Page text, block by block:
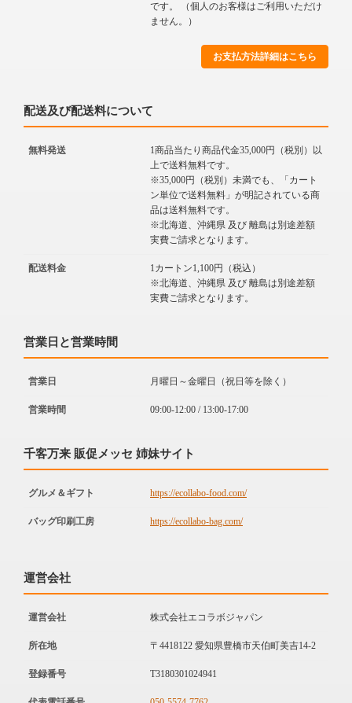
です。 （個人のお客様はご利用いただけ
ません。）
お支払方法詳細はこちら
配送及び配送料について
無料発送
1商品当たり商品代金35,000円（税別）以
上で送料無料です。
※35,000円（税別）未満でも、「カート
ン単位で送料無料」が明記されている商
品は送料無料です。
※北海道、沖縄県 及び 離島は別途差額
実費ご請求となります。
配送料金
1カートン1,100円（税込）
※北海道、沖縄県 及び 離島は別途差額
実費ご請求となります。
営業日と営業時間
営業日 月曜日～金曜日（祝日等を除く）
営業時間 09:00-12:00 / 13:00-17:00
千客万来 販促メッセ 姉妹サイト
グルメ＆ギフト https://ecollabo-food.com/
バッグ印刷工房 https://ecollabo-bag.com/
運営会社
運営会社 株式会社エコラボジャパン
所在地 〒4418122 愛知県豊橋市天伯町美吉14-2
登録番号 T3180301024941